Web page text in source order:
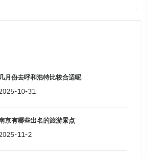
月份去呼和浩特比较合适呢
10-31
京有哪些出名的旅游景点
11-2